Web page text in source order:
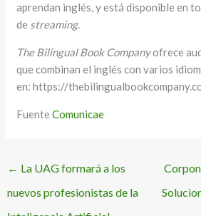
aprendan inglés, y está disponible en
de streaming.
The Bilingual Book Companyofrece
que combinan el inglés con varios
en: https://
FuenteComunicae
← La UAG formará a los
nuevos profesionistas de la